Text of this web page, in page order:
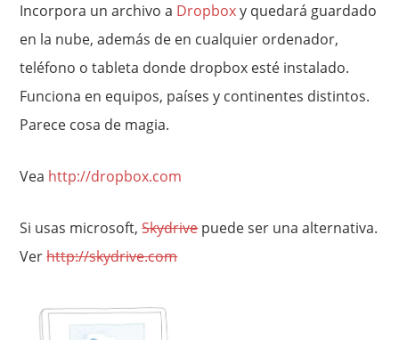
Incorpora un archivo a Dropboxy quedará guardado
en la nube, además de en cualquier ordenador,
teléfono o tableta donde dropbox esté instalado.
Funciona en equipos, países y continentes distintos.
Parece cosa de magia.
Vea http://dropbox.com
Si usas microsoft,Skydrivepuede ser una alternativa.
Verhttp://skydrive.com